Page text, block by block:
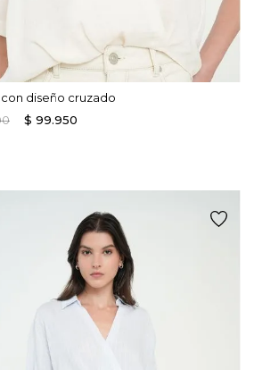
con diseño cruzado
$ 99.950